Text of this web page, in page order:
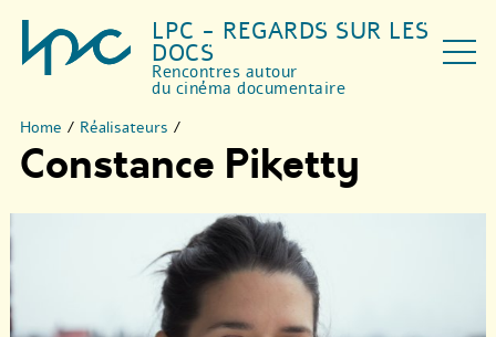
LPC - REGARDS SUR LES
DOCS
Rencontres autour
du cinéma documentaire
Home / Réalisateurs /
Constance Piketty